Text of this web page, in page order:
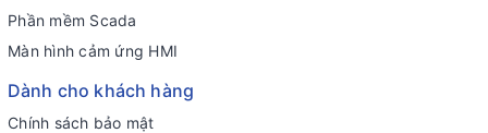
Phần mềm Scada
Màn hình cảm ứng HMI
Dành cho khách hàng
Chính sách bảo mật